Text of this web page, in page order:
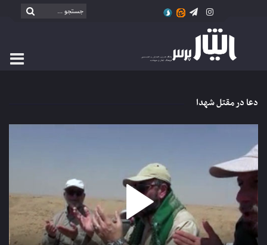
دعا در مقتل شهدا